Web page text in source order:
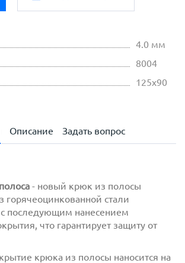
4.0 мм
8004
125х90
Описание Задать вопрос
- новый крюк из полосы
горячеоцинкованной стали
последующим нанесением
что гарантирует защиту от
крюка из полосы наносится на